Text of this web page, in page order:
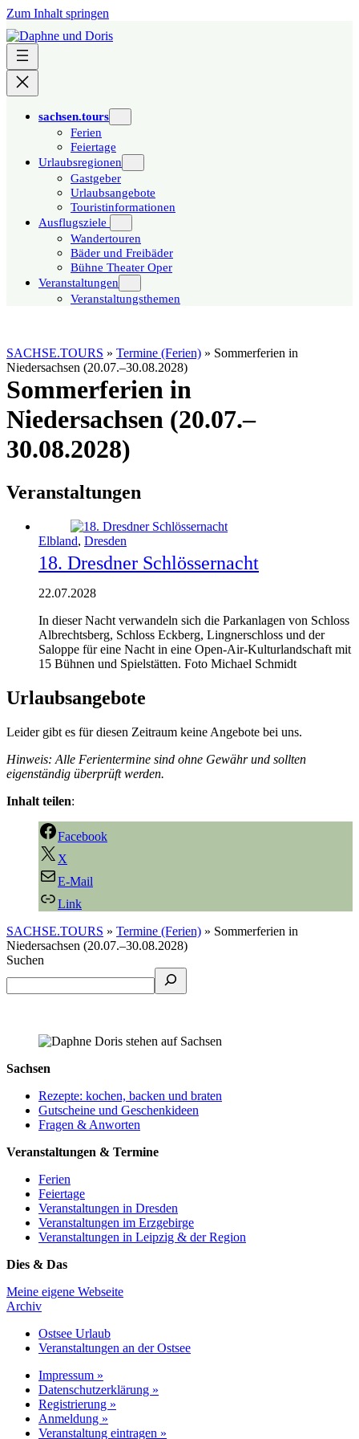
Zum Inhalt springen
sachsen.tours
Ferien
Feiertage
Urlaubsregionen
Gastgeber
Urlaubsangebote
Touristinformationen
Ausflugsziele
Wandertouren
Bäder und Freibäder
Bühne Theater Oper
Veranstaltungen
Veranstaltungsthemen
SACHSE.TOURS » Termine (Ferien) » Sommerferien in
Niedersachsen (20.07.–30.08.2028)
Sommerferien in
Niedersachsen (20.07.–
30.08.2028)
Veranstaltungen
Elbland, Dresden
18. Dresdner Schlössernacht
22.07.2028
In dieser Nacht verwandeln sich die Parkanlagen von Schloss
Albrechtsberg, Schloss Eckberg, Lingnerschloss und der
Saloppe für eine Nacht in eine Open-Air-Kulturlandschaft mit
15 Bühnen und Spielstätten. Foto Michael Schmidt
Urlaubsangebote
Leider gibt es für diesen Zeitraum keine Angebote bei uns.
Hinweis: Alle Ferientermine sind ohne Gewähr und sollten
eigenständig überprüft werden.
Inhalt teilen:
Facebook
X
E-Mail
Link
SACHSE.TOURS » Termine (Ferien) » Sommerferien in
Niedersachsen (20.07.–30.08.2028)
Suchen
Sachsen
Rezepte: kochen, backen und braten
Gutscheine und Geschenkideen
Fragen & Anworten
Veranstaltungen & Termine
Ferien
Feiertage
Veranstaltungen in Dresden
Veranstaltungen im Erzgebirge
Veranstaltungen in Leipzig & der Region
Dies & Das
Meine eigene Webseite
Archiv
Ostsee Urlaub
Veranstaltungen an der Ostsee
Impressum »
Datenschutzerklärung »
Registrierung »
Anmeldung »
Veranstaltung eintragen »